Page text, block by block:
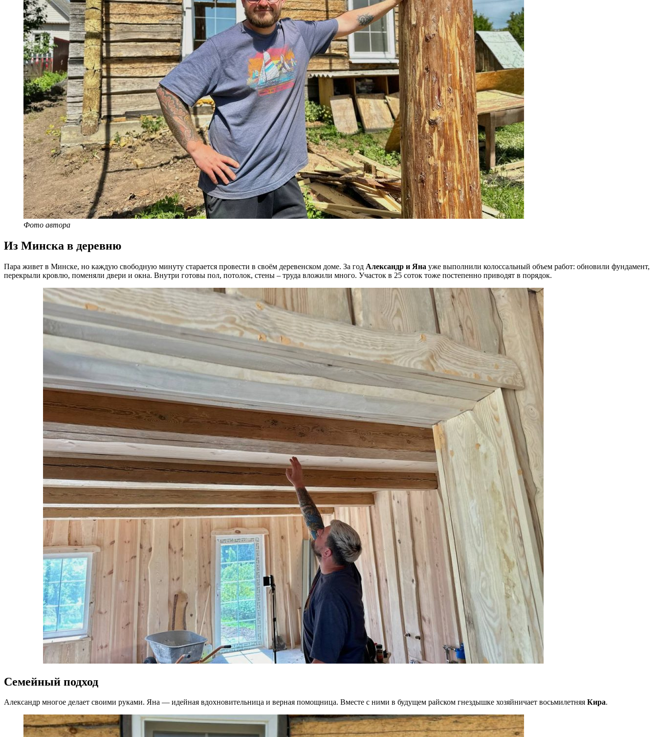
Фото автора
Из Минска в деревню
Пара живет в Минске, но каждую свободную минуту старается провести в своём деревенском доме. За год Александр и Яна уже выполнили колоссальный объем работ: обновили фундамент,
перекрыли кровлю, поменяли двери и окна. Внутри готовы пол, потолок, стены – труда вложили много. Участок в 25 соток тоже постепенно приводят в порядок.
Семейный подход
Александр многое делает своими руками. Яна — идейная вдохновительница и верная помощница. Вместе с ними в будущем райском гнездышке хозяйничает восьмилетняя Кира.